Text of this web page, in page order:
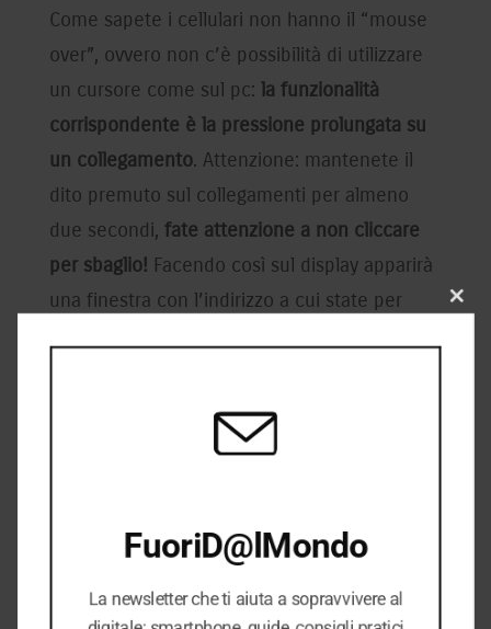
Come sapete i cellulari non hanno il “mouse
over”, ovvero non c’è possibilità di utilizzare
un cursore come sul pc: la funzionalità
corrispondente è la pressione prolungata su
un collegamento. Attenzione: mantenete il
dito premuto sul collegamenti per almeno
due secondi, fate attenzione a non cliccare
per sbaglio! Facendo così sul display apparirà
una finestra con l’indirizzo a cui state per
l’indirizzo. Anche qui la verifica è semplice: se
non c’è corrispondenza tra indicazioni e il
Close
FuoriD@lMondo
La newsletter che ti aiuta a sopravvivere al